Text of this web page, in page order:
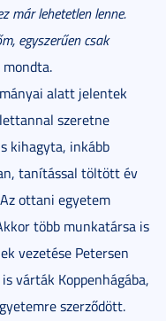
már lehetetlen lenne.
egyszerűen csak
mondta.
alatt jelentek
szeretne
kihagyta, inkább
tanítással töltött év
ottani egyetem
több munkatársa is
vezetése Petersen
várták Koppenhágába,
szerződött.